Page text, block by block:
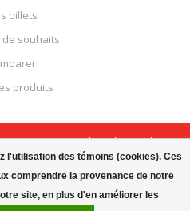
l'utilisation des témoins (cookies). Ces
comprendre la provenance de notre
site, en plus d'en améliorer les
billets
de souhaits
produits
- Powered byLightspeed-
Dyvelopment